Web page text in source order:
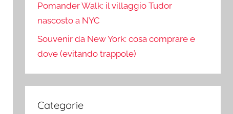
Pomander Walk: il villaggio Tudor
nascosto a NYC
Souvenir da New York: cosa comprare e
dove (evitando trappole)
Categorie